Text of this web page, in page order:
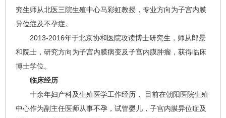
究生师从北医三院生殖中心马彩虹教授，专业方向为子宫内膜
异位症及不孕症。
2013-2016年于北京协和医院攻读博士研究生，师从郎景
和院士，研究方向为子宫内膜病变及子宫内膜肿瘤，获得临床
博士学位。
临床经历
十余年妇产科及生殖医学工作经历， 目前在朝阳医院生殖
中心作为副主任医师从事不孕，试管婴儿，子宫内膜异位症及